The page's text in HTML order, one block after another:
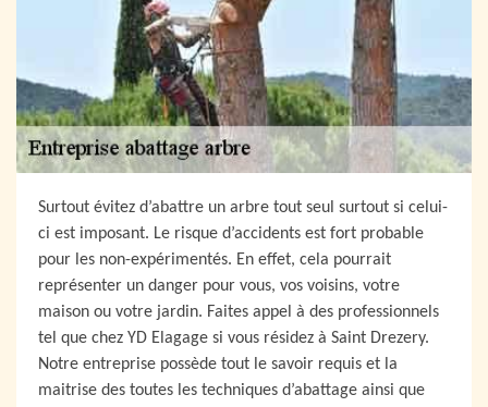
Surtout évitez d’abattre un arbre tout seul surtout si celui-
ci est imposant. Le risque d’accidents est fort probable
pour les non-expérimentés. En effet, cela pourrait
représenter un danger pour vous, vos voisins, votre
maison ou votre jardin. Faites appel à des professionnels
tel que chez YD Elagage si vous résidez à Saint Drezery.
Notre entreprise possède tout le savoir requis et la
maitrise des toutes les techniques d’abattage ainsi que